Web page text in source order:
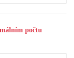
počtu